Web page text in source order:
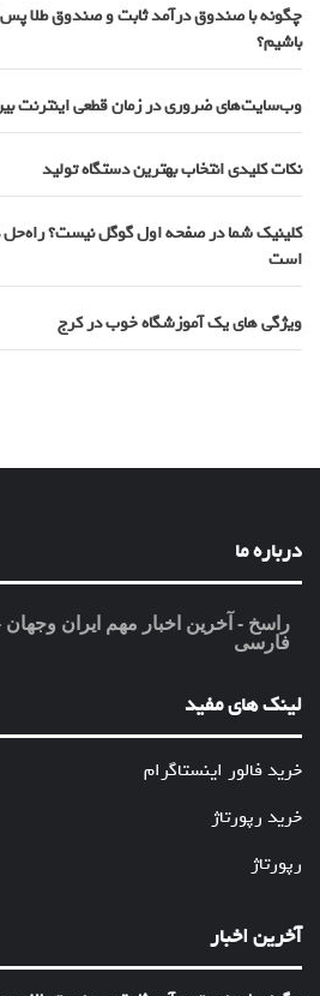
چگونه با صندوق درآمد ثابت و صندوق طلا
باشیم؟
وب‌سایت‌های ضروری در زمان قطعی اینترنت
نکات کلیدی انتخاب بهترین دستگاه تولید
کلینیک شما در صفحه اول گوگل نیست؟
است
ویژگی های یک آموزشگاه خوب در کرج
درباره ما
راسخ - آخرین اخبار مهم ایران
فارسی
لینک های مفید
خرید فالور اینستاگرام
خرید رپورتاژ
رپورتاژ
آخرین اخبار